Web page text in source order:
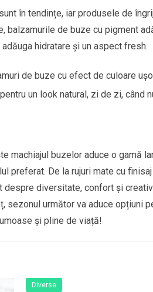
în tendințe, iar produsele de
balzamurile de buze cu pigment
hidratare și un aspect fresh.
de buze cu efect de culoare
un look natural, zi de zi, când
machiajul buzelor aduce o gamă
preferat. De la rujuri mate cu
despre diversitate, confort și
sezonul următor va aduce opțiuni
și pline de viață!
Diverse